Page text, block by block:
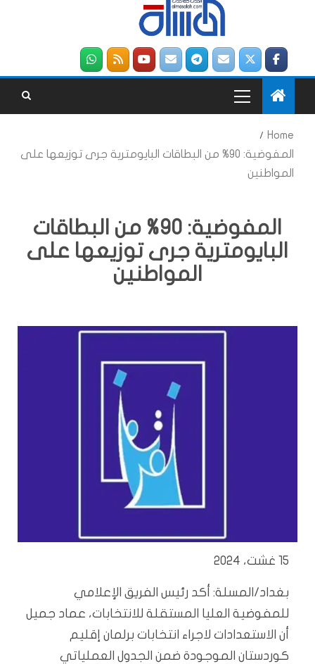
Home
المفوضية: 90% من البطاقات البايومترية جرى توزيعها على
المواطنين
المفوضية: 90% من البطاقات
البايومترية جرى توزيعها على
المواطنين
15 غشت، 2024
بغداد/المسلة: أكد رئيس الفريق الإعلامي
للمفوضية العليا المستقلة للانتخابات، عماد جميل
أن الاستعدادات لاجراء انتخابات برلمان إقليم
كوردستان الموجودة ضمن الجدول العملياتي